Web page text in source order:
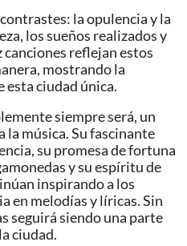
la opulencia y la
los sueños realizados y
canciones reflejan estos
mostrando la
esta ciudad única.
siempre será, un
música. Su fascinante
su promesa de fortuna
y su espíritu de
inspirando a los
en melodías y líricas. Sin
seguirá siendo una parte
ciudad.